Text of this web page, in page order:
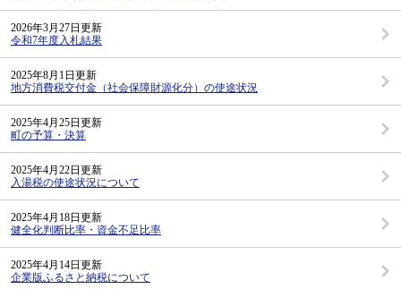
2026年3月27日更新
令和7年度入札結果
2025年8月1日更新
地方消費税交付金（社会保障財源化分）の使途状況
2025年4月25日更新
町の予算・決算
2025年4月22日更新
入湯税の使途状況について
2025年4月18日更新
健全化判断比率・資金不足比率
2025年4月14日更新
企業版ふるさと納税について